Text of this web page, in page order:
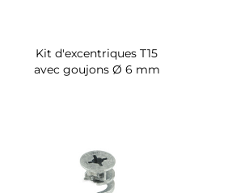
Kit d'excentriques T15
avec goujons Ø 6 mm